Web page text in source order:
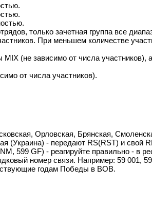
только зачетная группа все
При меньшем количестве
(не зависимо от числа участников),
от числа участников).
Орловская, Брянская,
(Украина) - передают RS(RST) и свой
599 GF) - реагируйте правильно - в
номер связи. Например: 59 001,
годам Победы в ВОВ.